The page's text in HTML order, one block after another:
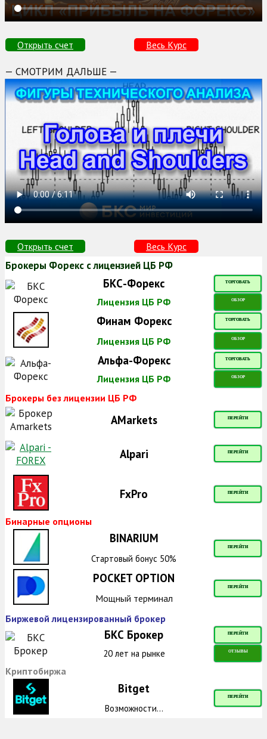
Открыть счет Весь Курс
— СМОТРИМ ДАЛЬШЕ —
Открыть счет Весь Курс
Брокеры Форекс с лицензией ЦБ РФ
БКС-Форекс ТОРГОВАТЬ
Лицензия ЦБ РФ ОБЗОР
Финам Форекс ТОРГОВАТЬ
Лицензия ЦБ РФ ОБЗОР
Альфа-Форекс ТОРГОВАТЬ
Лицензия ЦБ РФ ОБЗОР
Брокеры без лицензии ЦБ РФ
AMarkets ПЕРЕЙТИ
Alpari ПЕРЕЙТИ
FxPro ПЕРЕЙТИ
Бинарные опционы
BINARIUM
ПЕРЕЙТИ
Стартовый бонус 50%
POCKET OPTION
ПЕРЕЙТИ
Мощный терминал
Биржевой лицензированный брокер
БКС Брокер ПЕРЕЙТИ
20 лет на рынке ОТЗЫВЫ
Криптобиржа
Bitget
ПЕРЕЙТИ
Возможности...